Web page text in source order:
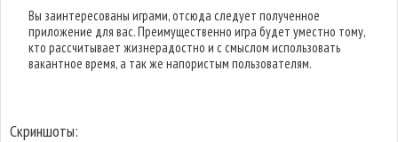
Вы заинтересованы играми, отсюда следует полученное
приложение для вас. Преимущественно игра будет уместно тому,
кто рассчитывает жизнерадостно и с смыслом использовать
вакантное время, а так же напористым пользователям.
Скриншоты: